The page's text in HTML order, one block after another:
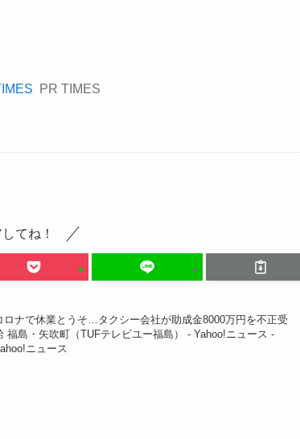
PR TIMES
てね！
ロナで休業とうそ…タクシー会社が助成金8000万円を不正受
福島・矢吹町（TUFテレビユー福島） - Yahoo!ニュース -
ニュース